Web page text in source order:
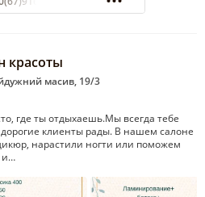
красоты
масив, 19/3
где ты отдыхаешь.Мы всегда тебе
клиенты рады. В нашем салоне
нарастили ногти или поможем
и…